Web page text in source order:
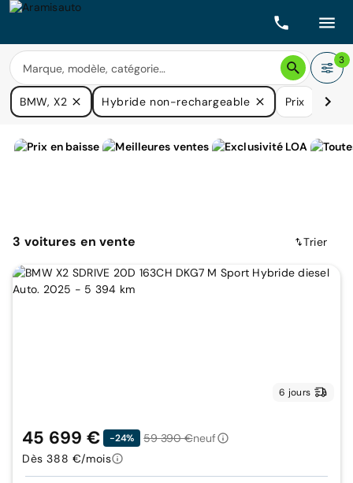
3
BMW, X2 Hybride non-rechargeable Prix
3 voitures en vente Trier
6 jours
45 699 € -24% 59 390 €neuf
Dès 388 €/mois